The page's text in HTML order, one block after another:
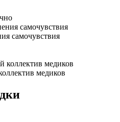
самочувствия
медиков